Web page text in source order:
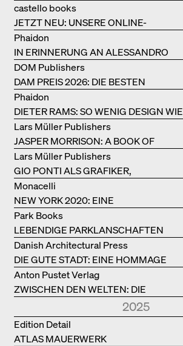
JETZT NEU: UNSERE ONLINE-
BUCHHANDLUNG
castello books
IN ERINNERUNG AN ALESSANDRO
MENDINI
Phaidon
DAM PREIS 2026: DIE BESTEN
BAUTEN IN/AUS DEUTSCHLAND
DOM Publishers
DIETER RAMS: SO WENIG DESIGN WIE
MÖGLICH
Phaidon
JASPER MORRISON: A BOOK OF
THINGS
Lars Müller Publishers
GIO PONTI ALS GRAFIKER,
ARCHITEKT, DESIGNER….
Lars Müller Publishers
NEW YORK 2020: EINE
ENZYKLOPÄDIE DER ARCHITEKTUR
Monacelli
LEBENDIGE PARKLANSCHAFTEN
Park Books
DIE GUTE STADT: EINE HOMMAGE
DES MENSCHENFREUNDS JAN GEHL
Danish Architectural Press
ZWISCHEN DEN WELTEN: DIE
POWER-ARCHITEKTIN ELIZABETH
SCHEU CLOSE
Anton Pustet Verlag
2025
ATLAS MAUERWERK
Edition Detail